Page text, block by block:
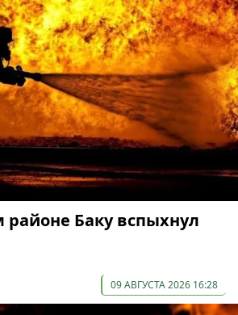
районе Баку вспыхнул
09 АВГУСТА 2026 16:28